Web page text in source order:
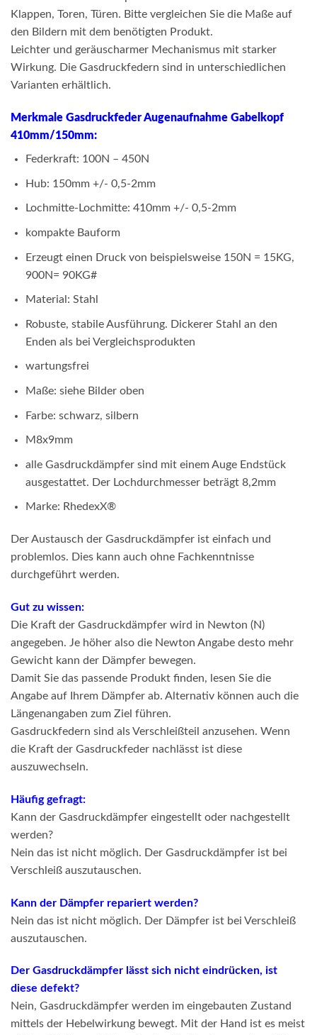
Klappen, Toren, Türen. Bitte vergleichen Sie die Maße auf
den Bildern mit dem benötigten Produkt.
Leichter und geräuscharmer Mechanismus mit starker
Wirkung. Die Gasdruckfedern sind in unterschiedlichen
Varianten erhältlich.
Merkmale Gasdruckfeder Augenaufnahme Gabelkopf
410mm/150mm:
Federkraft: 100N – 450N
Hub: 150mm +/- 0,5-2mm
Lochmitte-Lochmitte: 410mm +/- 0,5-2mm
kompakte Bauform
Erzeugt einen Druck von beispielsweise 150N = 15KG,
900N= 90KG#
Material: Stahl
Robuste, stabile Ausführung. Dickerer Stahl an den
Enden als bei Vergleichsprodukten
wartungsfrei
Maße: siehe Bilder oben
Farbe: schwarz, silbern
M8x9mm
alle Gasdruckdämpfer sind mit einem Auge Endstück
ausgestattet. Der Lochdurchmesser beträgt 8,2mm
Marke: RhedexX®
Der Austausch der Gasdruckdämpfer ist einfach und
problemlos. Dies kann auch ohne Fachkenntnisse
durchgeführt werden.
Gut zu wissen:
Die Kraft der Gasdruckdämpfer wird in Newton (N)
angegeben. Je höher also die Newton Angabe desto mehr
Gewicht kann der Dämpfer bewegen.
Damit Sie das passende Produkt finden, lesen Sie die
Angabe auf Ihrem Dämpfer ab. Alternativ können auch die
Längenangaben zum Ziel führen.
Gasdruckfedern sind als Verschleißteil anzusehen. Wenn
die Kraft der Gasdruckfeder nachlässt ist diese
auszuwechseln.
Häufig gefragt:
Kann der Gasdruckdämpfer eingestellt oder nachgestellt
werden?
Nein das ist nicht möglich. Der Gasdruckdämpfer ist bei
Verschleiß auszutauschen.
Kann der Dämpfer repariert werden?
Nein das ist nicht möglich. Der Dämpfer ist bei Verschleiß
auszutauschen.
Der Gasdruckdämpfer lässt sich nicht eindrücken, ist
diese defekt?
Nein, Gasdruckdämpfer werden im eingebauten Zustand
mittels der Hebelwirkung bewegt. Mit der Hand ist es meist